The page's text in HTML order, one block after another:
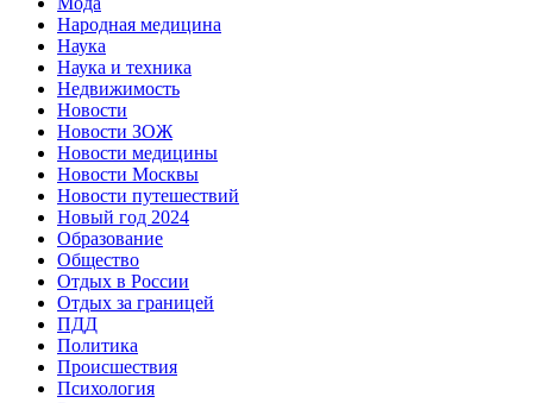
Народная медицина
Наука
Наука и техника
Недвижимость
Новости
Новости ЗОЖ
Новости медицины
Новости Москвы
Новости путешествий
Новый год 2024
Образование
Общество
Отдых в России
Отдых за границей
ПДД
Политика
Происшествия
Психология